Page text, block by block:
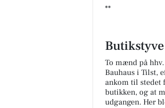
**
To mænd på
Bauhaus i Tilst,
ankom til stedet
butikken, og at
udgangen. Her